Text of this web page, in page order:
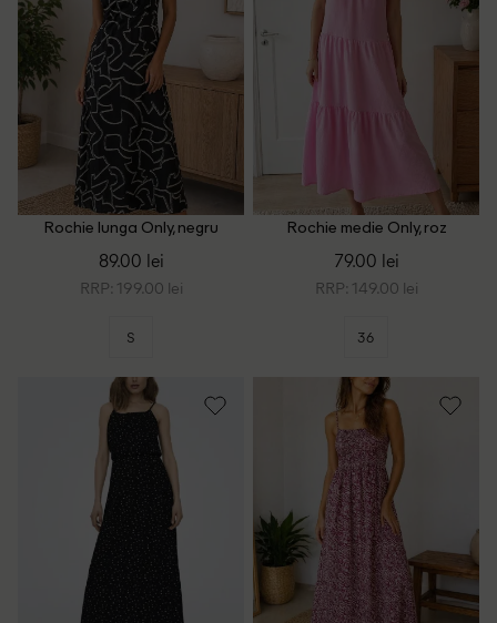
Rochie lunga Only, negru
89.00 lei
RRP: 199.00 lei
S
Rochie medie Only, roz
79.00 lei
RRP: 149.00 lei
36